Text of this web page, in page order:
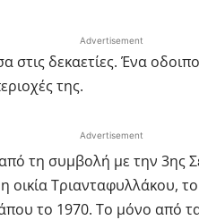
Advertisement
στις δεκαετίες. Ένα
της.
Advertisement
τη συμβολή με την 3ης
οικία Τριανταφυλλάκου,
το 1970. Το μόνο από